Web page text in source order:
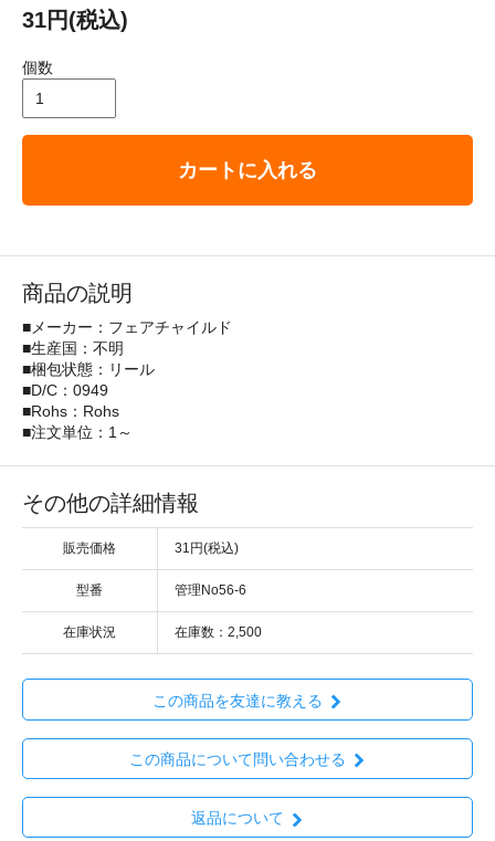
31円(税込)
個数
カートに入れる
商品の説明
■メーカー：フェアチャイルド
■生産国：不明
■梱包状態：リール
■D/C：0949
■Rohs：Rohs
■注文単位：1～
その他の詳細情報
販売価格 31円(税込)
型番 管理No56-6
在庫状況 在庫数：2,500
この商品を友達に教える
この商品について問い合わせる
返品について